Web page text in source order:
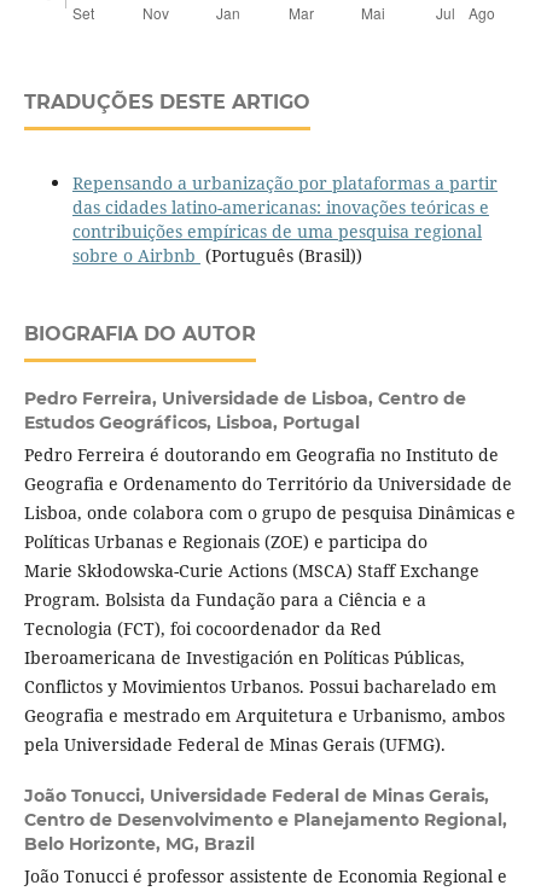
TRADUÇÕES DESTE ARTIGO
Repensando a urbanização por plataformas a partir
das cidades latino-americanas: inovações teóricas e
contribuições empíricas de uma pesquisa regional
sobre o Airbnb (Português (Brasil))
BIOGRAFIA DO AUTOR
Pedro Ferreira, Universidade de Lisboa, Centro de
Estudos Geográficos, Lisboa, Portugal
Pedro Ferreira é doutorando em Geografia no Instituto de
Geografia e Ordenamento do Território da Universidade de
Lisboa, onde colabora com o grupo de pesquisa Dinâmicas e
Políticas Urbanas e Regionais (ZOE) e participa do
Marie Skłodowska-Curie Actions (MSCA) Staff Exchange
Program. Bolsista da Fundação para a Ciência e a
Tecnologia (FCT), foi cocoordenador da Red
Iberoamericana de Investigación en Políticas Públicas,
Conflictos y Movimientos Urbanos. Possui bacharelado em
Geografia e mestrado em Arquitetura e Urbanismo, ambos
pela Universidade Federal de Minas Gerais (UFMG).
João Tonucci, Universidade Federal de Minas Gerais,
Centro de Desenvolvimento e Planejamento Regional,
Belo Horizonte, MG, Brazil
João Tonucci é professor assistente de Economia Regional e